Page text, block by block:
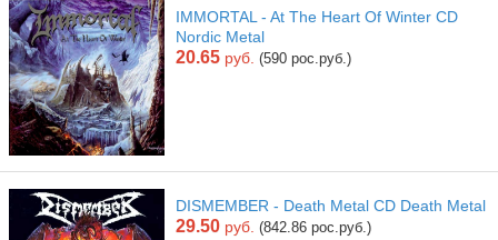
IMMORTAL - At The Heart Of Winter CD
Nordic Metal
20.65 руб. (590 рос.руб.)
DISMEMBER - Death Metal CD Death Metal
29.50 руб. (842.86 рос.руб.)